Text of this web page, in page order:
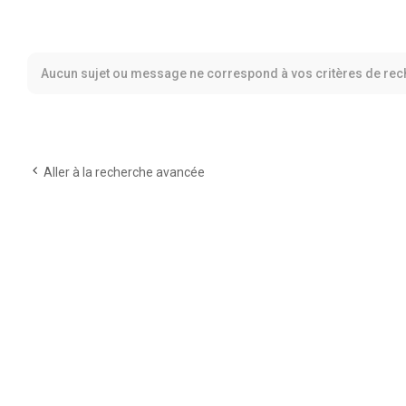
Aucun sujet ou message ne correspond à vos critères de
Aller à la recherche avancée